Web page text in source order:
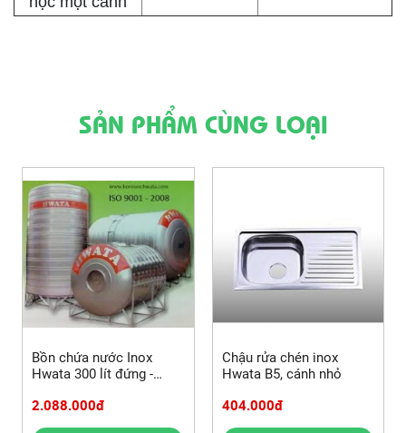
SẢN PHẨM CÙNG LOẠI
Bồn chứa nước Inox
Hwata 300 lít đứng -
2.088.000đ
Chậu rửa chén inox
Hwata B5, cánh nhỏ
404.000đ